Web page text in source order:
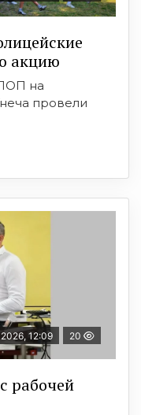
акцию
на
провели
12:09 20
рабочей